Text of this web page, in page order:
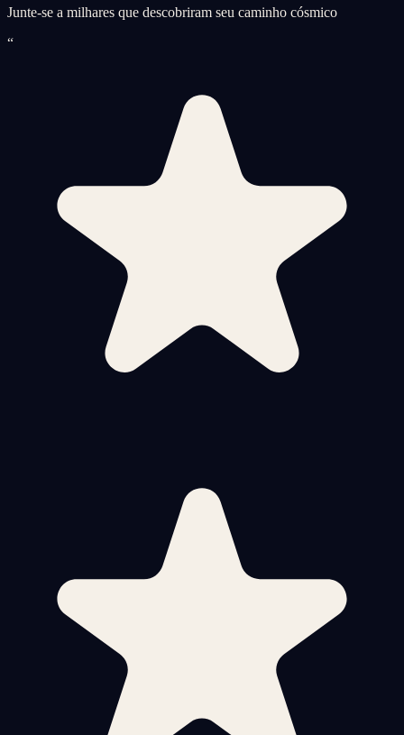
Junte-se a milhares que descobriram seu caminho cósmico
“